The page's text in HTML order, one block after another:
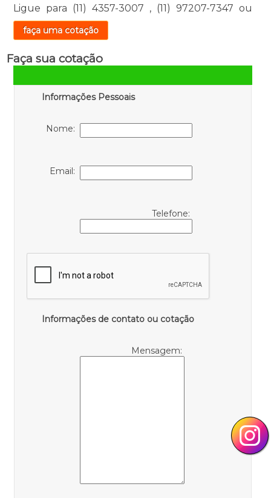
Ligue para (11) 4357-3007 , (11) 97207-7347 ou
faça uma cotação
Faça sua cotação
Informações Pessoais
Nome:
Email:
Telefone:
Informações de contato ou cotação
Mensagem: